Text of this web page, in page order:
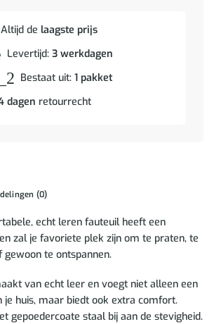
Altijd de laagste prijs
Levertijd: 3 werkdagen
Bestaat uit: 1 pakket
dagen retourrecht
(0)
echt leren fauteuil heeft een
zal je favoriete plek zijn om te praten, te
gewoon te ontspannen.
van echt leer en voegt niet alleen een
je huis, maar biedt ook extra comfort.
gepoedercoate staal bij aan de stevigheid.